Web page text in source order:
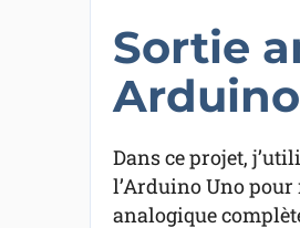
Sortie
Dans ce projet,
l’Arduino Uno
analogique